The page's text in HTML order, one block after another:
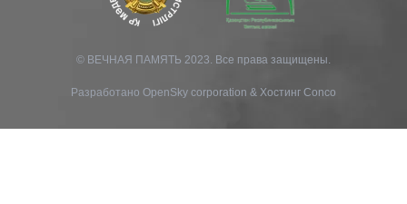
© ВЕЧНАЯ ПАМЯТЬ 2023. Все права защищены.
Разработано OpenSky corporation & Хостинг Conco